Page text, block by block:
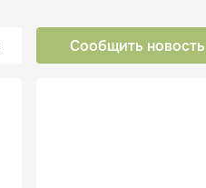
Сообщить новость